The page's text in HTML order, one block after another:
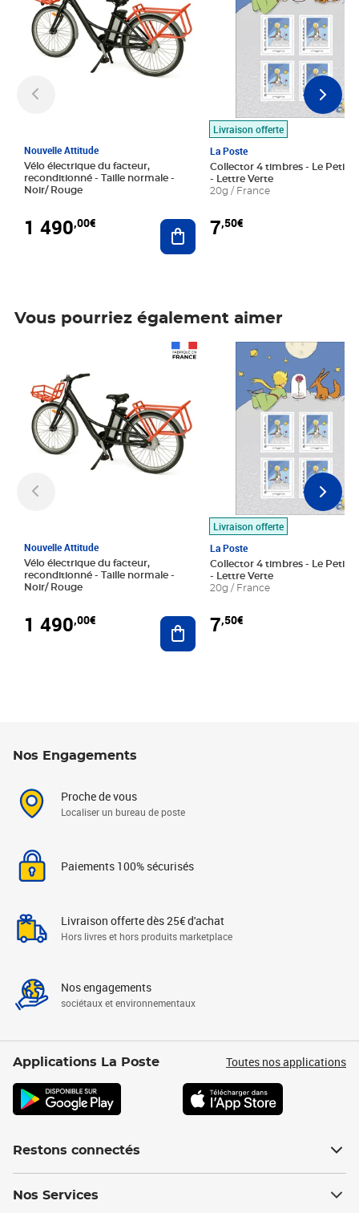
Nouvelle Attitude
Vélo électrique du facteur,
reconditionné - Taille normale -
Noir/ Rouge
1 490,00€ Ajouter au panier
Livraison offerte
La Poste
Collector 4 timbres - Le Petit
- Lettre Verte
20g / France
7,50€
Vous pourriez également aimer
Nouvelle Attitude
Vélo électrique du facteur,
reconditionné - Taille normale -
Noir/ Rouge
1 490,00€ Ajouter au panier
Livraison offerte
La Poste
Collector 4 timbres - Le Petit
- Lettre Verte
20g / France
7,50€
Prix 7,50€
Nos Engagements
Proche de vous
Localiser un bureau de poste
Paiements 100% sécurisés
Livraison offerte dès 25€ d'achat
Hors livres et hors produits marketplace
Nos engagements
sociétaux et environnementaux
Applications La Poste Toutes nos applications
Restons connectés
Nos Services